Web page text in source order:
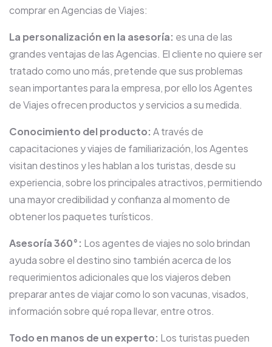
comprar en Agencias de Viajes:
La personalización en la asesoría: es una de las
grandes ventajas de las Agencias. El cliente no quiere ser
tratado como uno más, pretende que sus problemas
sean importantes para la empresa, por ello los Agentes
de Viajes ofrecen productos y servicios a su medida.
Conocimiento del producto: A través de
capacitaciones y viajes de familiarización, los Agentes
visitan destinos y les hablan a los turistas, desde su
experiencia, sobre los principales atractivos, permitiendo
una mayor credibilidad y confianza al momento de
obtener los paquetes turísticos.
Asesoría 360°: Los agentes de viajes no solo brindan
ayuda sobre el destino sino también acerca de los
requerimientos adicionales que los viajeros deben
preparar antes de viajar como lo son vacunas, visados,
información sobre qué ropa llevar, entre otros.
Todo en manos de un experto: Los turistas pueden